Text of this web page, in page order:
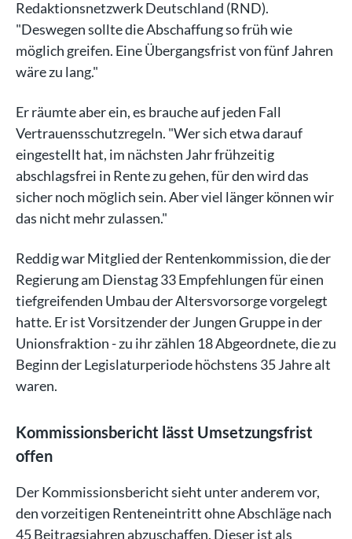
Redaktionsnetzwerk Deutschland (RND).
"Deswegen sollte die Abschaffung so früh wie
möglich greifen. Eine Übergangsfrist von fünf Jahren
wäre zu lang."
Er räumte aber ein, es brauche auf jeden Fall
Vertrauensschutzregeln. "Wer sich etwa darauf
eingestellt hat, im nächsten Jahr frühzeitig
abschlagsfrei in Rente zu gehen, für den wird das
sicher noch möglich sein. Aber viel länger können wir
das nicht mehr zulassen."
Reddig war Mitglied der Rentenkommission, die der
Regierung am Dienstag 33 Empfehlungen für einen
tiefgreifenden Umbau der Altersvorsorge vorgelegt
hatte. Er ist Vorsitzender der Jungen Gruppe in der
Unionsfraktion - zu ihr zählen 18 Abgeordnete, die zu
Beginn der Legislaturperiode höchstens 35 Jahre alt
waren.
Kommissionsbericht lässt Umsetzungsfrist
offen
Der Kommissionsbericht sieht unter anderem vor,
den vorzeitigen Renteneintritt ohne Abschläge nach
45 Beitragsjahren abzuschaffen. Dieser ist als